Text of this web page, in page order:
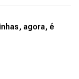
agora, é